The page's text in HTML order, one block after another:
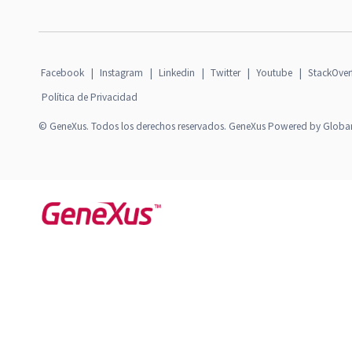
Facebook | Instagram | Linkedin | Twitter | Youtube |
Política de Privacidad
© GeneXus. Todos los derechos reservados. GeneXus Powered by